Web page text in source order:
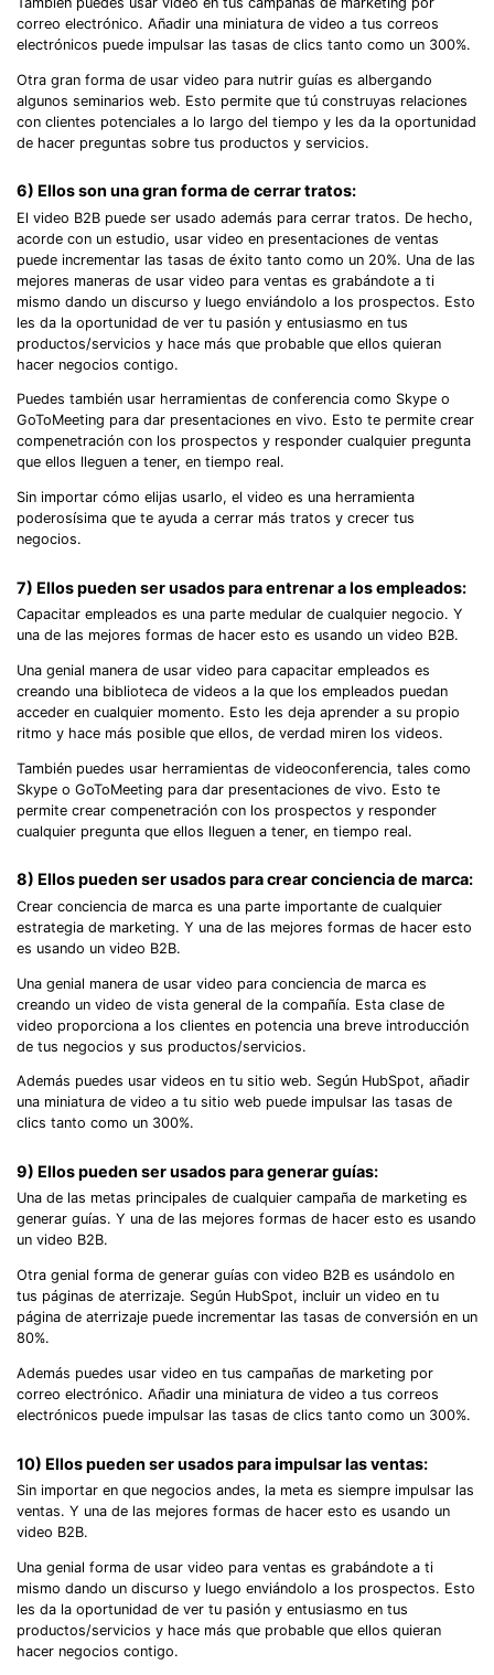
correo electrónico. Añadir una miniatura de video a tus correos
electrónicos puede impulsar las tasas de clics tanto como un 300%.
Otra gran forma de usar video para nutrir guías es albergando
algunos seminarios web. Esto permite que tú construyas relaciones
con clientes potenciales a lo largo del tiempo y les da la oportunidad
de hacer preguntas sobre tus productos y servicios.
6) Ellos son una gran forma de cerrar tratos:
El video B2B puede ser usado además para cerrar tratos. De hecho,
acorde con un estudio, usar video en presentaciones de ventas
puede incrementar las tasas de éxito tanto como un 20%. Una de las
mejores maneras de usar video para ventas es grabándote a ti
mismo dando un discurso y luego enviándolo a los prospectos. Esto
les da la oportunidad de ver tu pasión y entusiasmo en tus
productos/servicios y hace más que probable que ellos quieran
hacer negocios contigo.
Puedes también usar herramientas de conferencia como Skype o
GoToMeeting para dar presentaciones en vivo. Esto te permite crear
compenetración con los prospectos y responder cualquier pregunta
que ellos lleguen a tener, en tiempo real.
Sin importar cómo elijas usarlo, el video es una herramienta
poderosísima que te ayuda a cerrar más tratos y crecer tus
negocios.
7) Ellos pueden ser usados para entrenar a los empleados:
Capacitar empleados es una parte medular de cualquier negocio. Y
una de las mejores formas de hacer esto es usando un video B2B.
Una genial manera de usar video para capacitar empleados es
creando una biblioteca de videos a la que los empleados puedan
acceder en cualquier momento. Esto les deja aprender a su propio
ritmo y hace más posible que ellos, de verdad miren los videos.
También puedes usar herramientas de videoconferencia, tales como
Skype o GoToMeeting para dar presentaciones de vivo. Esto te
permite crear compenetración con los prospectos y responder
cualquier pregunta que ellos lleguen a tener, en tiempo real.
8) Ellos pueden ser usados para crear conciencia de marca:
Crear conciencia de marca es una parte importante de cualquier
estrategia de marketing. Y una de las mejores formas de hacer esto
es usando un video B2B.
Una genial manera de usar video para conciencia de marca es
creando un video de vista general de la compañía. Esta clase de
video proporciona a los clientes en potencia una breve introducción
de tus negocios y sus productos/servicios.
Además puedes usar videos en tu sitio web. Según HubSpot, añadir
una miniatura de video a tu sitio web puede impulsar las tasas de
clics tanto como un 300%.
9) Ellos pueden ser usados para generar guías:
Una de las metas principales de cualquier campaña de marketing es
generar guías. Y una de las mejores formas de hacer esto es usando
un video B2B.
Otra genial forma de generar guías con video B2B es usándolo en
tus páginas de aterrizaje. Según HubSpot, incluir un video en tu
página de aterrizaje puede incrementar las tasas de conversión en un
80%.
Además puedes usar video en tus campañas de marketing por
correo electrónico. Añadir una miniatura de video a tus correos
electrónicos puede impulsar las tasas de clics tanto como un 300%.
10) Ellos pueden ser usados para impulsar las ventas:
Sin importar en que negocios andes, la meta es siempre impulsar las
ventas. Y una de las mejores formas de hacer esto es usando un
video B2B.
Una genial forma de usar video para ventas es grabándote a ti
mismo dando un discurso y luego enviándolo a los prospectos. Esto
les da la oportunidad de ver tu pasión y entusiasmo en tus
productos/servicios y hace más que probable que ellos quieran
hacer negocios contigo.